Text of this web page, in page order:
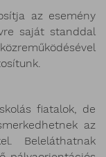
az esemény
saját standdal
fiatalok, de
az
Beleláthatnak